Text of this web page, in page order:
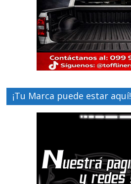
¡Tu Marca puede estar aquí!